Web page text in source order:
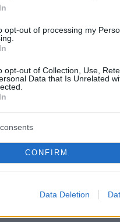
opt-out of processing my
opt-out of Collection, Use,
Data that Is Unrelated
CONFIRM
Data Deletion
η αξιολόγηση των
11Α και 11Β, καθώς
που έχουν
των
μεταξύ των
έχουν ήδη
τη μεταφορά της
από ΑΠΕ, όπως
καταναλωτές